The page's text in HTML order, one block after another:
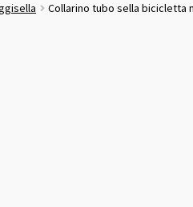
Collarino tubo sella bicicletta